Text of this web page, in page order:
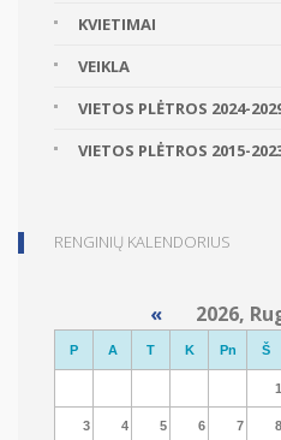
KVIETIMAI
VEIKLA
VIETOS PLĖTROS 2024-
VIETOS PLĖTROS 2015-
RENGINIŲ KALENDORIUS
«2026,
P A T K Pn Š
1
3 4 5 6 7 8